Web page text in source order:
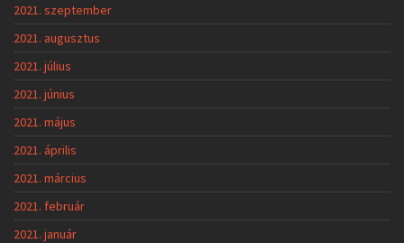
2021. szeptember
2021. augusztus
2021. július
2021. június
2021. május
2021. április
2021. március
2021. február
2021. január